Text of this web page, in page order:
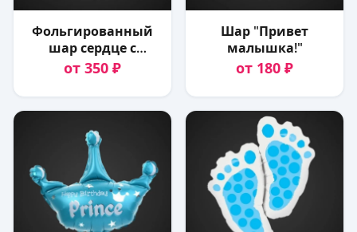
Фольгированный
шар сердце с
надписями/
от 350 ₽
Шар "Привет
малышка!"
от 180 ₽